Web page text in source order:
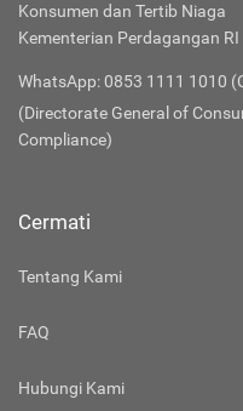
Konsumen dan Tertib Niaga
Kementerian Perdagangan RI
WhatsApp: 0853 1111 1010
(Directorate General of
Compliance)
Cermati
Tentang Kami
FAQ
Hubungi Kami